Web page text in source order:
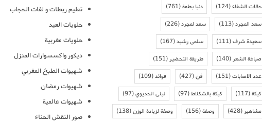
حالات الشفاء(124) دنيا بطمة(761)
سعد المجرد(113) سعد لمجرد(226)
سعيدة شرف(111) سلمى رشيد(167)
صباغة الشعر(140) طريقة التحضير(151)
عدد الاصابات(151) فن(427) فوائد(109)
كيكة(117) كيكة بالشكلاط(97) ليلى الحديوي(97)
مشاهير(428) وصفة(156) وصفة لزيادة الوزن(138)
تعليم ربطات و لفات الحجاب
حلويات العيد
حلويات مغربية
ديكور واكسسوارات المنزل
شهيوات الطبخ المغربي
شهيوات رمضان
شهيوات عالمية
صور النقش الحناء